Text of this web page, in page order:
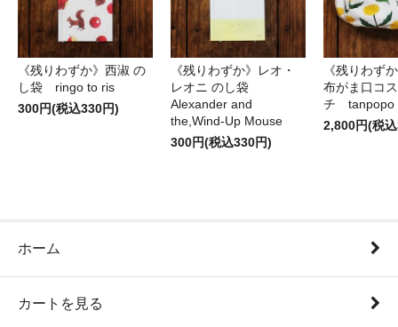
《残りわずか》西淑 の
し袋 ringo to ris
300円(税込330円)
《残りわずか》レオ・
レオニ のし袋
Alexander and
the,Wind-Up Mouse
300円(税込330円)
《残りわず
布がま口コ
チ tanpopo
2,800円(税
ホーム
カートを見る